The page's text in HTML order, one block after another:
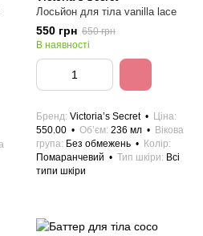
Лосьйон для тіла vanilla lace
550 грн 650 грн
В наявності
Бренд Victoria’s Secret
Ціна
550.00
Об’єм 236 мл
Вікова
група Без обмежень
Колір
Помаранчевий
Тип шкіри
Всі
типи шкіри